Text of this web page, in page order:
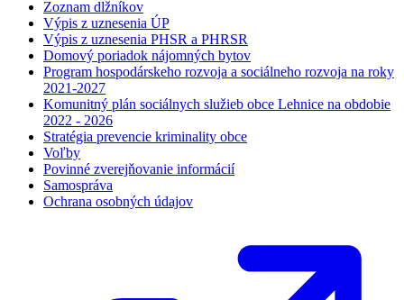
Zoznam dlžníkov
Výpis z uznesenia ÚP
Výpis z uznesenia PHSR a PHRSR
Domový poriadok nájomných bytov
Program hospodárskeho rozvoja a sociálneho rozvoja na roky
2021-2027
Komunitný plán sociálnych služieb obce Lehnice na obdobie
2022 - 2026
Stratégia prevencie kriminality obce
Voľby
Povinné zverejňovanie informácií
Samospráva
Ochrana osobných údajov